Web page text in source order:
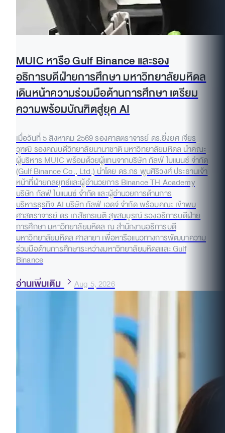
MUIC หารือ Gulf Binance และรอง
อธิการบดีฝ่ายการศึกษา มหาวิทยาลัยมหิดล
เดินหน้าความร่วมมือด้านการศึกษา เตรียม
ความพร้อมบัณฑิตสู่ยุค AI
เมื่อวันที่ 5 สิงหาคม 2569 รองศาสตราจารย์ ดร.ยิ่งยศ เจียร
วุฑฒิ รองคณบดีวิทยาลัยนานาชาติ มหาวิทยาลัยมหิดล นำคณะ
ผู้บริหาร MUIC พร้อมด้วยผู้แทนจากบริษัท กัลฟ์ ไบแนนซ์ จำกัด
(Gulf Binance Co., Ltd.) นำโดย ดร.กร พูนศิริวงศ์ ประธานเจ้า
หน้าที่ฝ่ายกลยุทธ์และผู้อำนวยการ Binance TH Academy
บริษัท กัลฟ์ ไบแนนซ์ จำกัด และผู้อำนวยการด้านการ
บริหารธุรกิจ AI บริษัท กัลฟ์ เอดจ์ จำกัด พร้อมคณะ เข้าพบ
ศาสตราจารย์ ดร.เภสัชกรเนติ สุขสมบูรณ์ รองอธิการบดีฝ่าย
การศึกษา มหาวิทยาลัยมหิดล ณ สำนักงานอธิการบดี
มหาวิทยาลัยมหิดล ศาลายา เพื่อหารือแนวทางการพัฒนาความ
ร่วมมือด้านการศึกษาระหว่างมหาวิทยาลัยมหิดลและ Gulf
Binance
อ่านเพิ่มเติม Aug 5, 2026